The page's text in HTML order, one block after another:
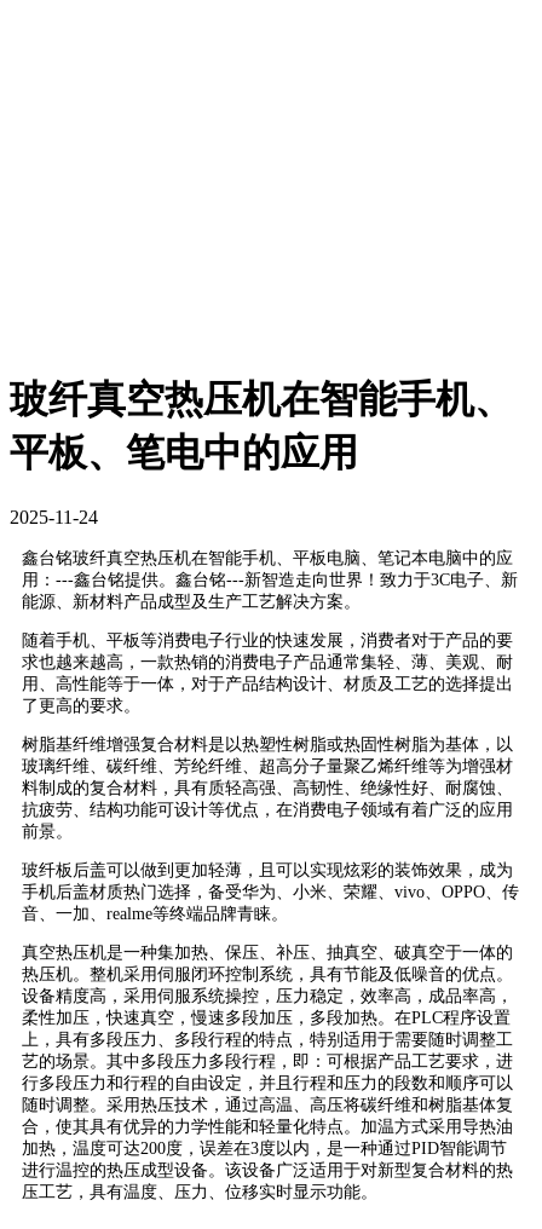
玻纤真空热压机在智能手机、
平板、笔电中的应用
2025-11-24
鑫台铭玻纤真空热压机在智能手机、平板电脑、笔记本电脑中的应
用：---鑫台铭提供。鑫台铭---新智造走向世界！致力于3C电子、新
能源、新材料产品成型及生产工艺解决方案。
随着手机、平板等消费电子行业的快速发展，消费者对于产品的要
求也越来越高，一款热销的消费电子产品通常集轻、薄、美观、耐
用、高性能等于一体，对于产品结构设计、材质及工艺的选择提出
了更高的要求。
树脂基纤维增强复合材料是以热塑性树脂或热固性树脂为基体，以
玻璃纤维、碳纤维、芳纶纤维、超高分子量聚乙烯纤维等为增强材
料制成的复合材料，具有质轻高强、高韧性、绝缘性好、耐腐蚀、
抗疲劳、结构功能可设计等优点，在消费电子领域有着广泛的应用
前景。
玻纤板后盖可以做到更加轻薄，且可以实现炫彩的装饰效果，成为
手机后盖材质热门选择，备受华为、小米、荣耀、vivo、OPPO、传
音、一加、realme等终端品牌青睐。
真空热压机是一种集加热、保压、补压、抽真空、破真空于一体的
热压机。整机采用伺服闭环控制系统，具有节能及低噪音的优点。
设备精度高，采用伺服系统操控，压力稳定，效率高，成品率高，
柔性加压，快速真空，慢速多段加压，多段加热。在PLC程序设置
上，具有多段压力、多段行程的特点，特别适用于需要随时调整工
艺的场景。其中多段压力多段行程，即：可根据产品工艺要求，进
行多段压力和行程的自由设定，并且行程和压力的段数和顺序可以
随时调整。采用热压技术，通过高温、高压将碳纤维和树脂基体复
合，使其具有优异的力学性能和轻量化特点。加温方式采用导热油
加热，温度可达200度，误差在3度以内，是一种通过PID智能调节
进行温控的热压成型设备。该设备广泛适用于对新型复合材料的热
压工艺，具有温度、压力、位移实时显示功能。